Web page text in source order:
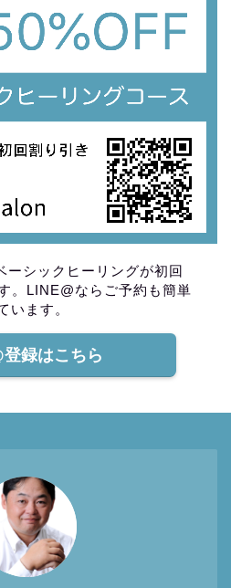
ーシックヒーリングが初回
。LINE@ならご予約も簡単
います。
登録はこちら